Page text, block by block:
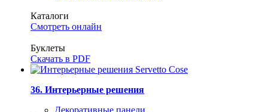
Каталоги
Смотреть онлайн
Буклеты
Скачать в PDF
36. Интерьерные решения
Декоративные панели